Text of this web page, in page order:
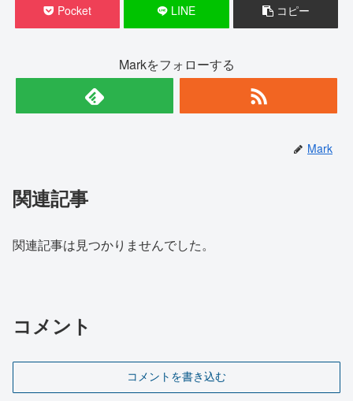
Pocket LINE コピー
Markをフォローする
Mark
関連記事
関連記事は見つかりませんでした。
コメント
コメントを書き込む